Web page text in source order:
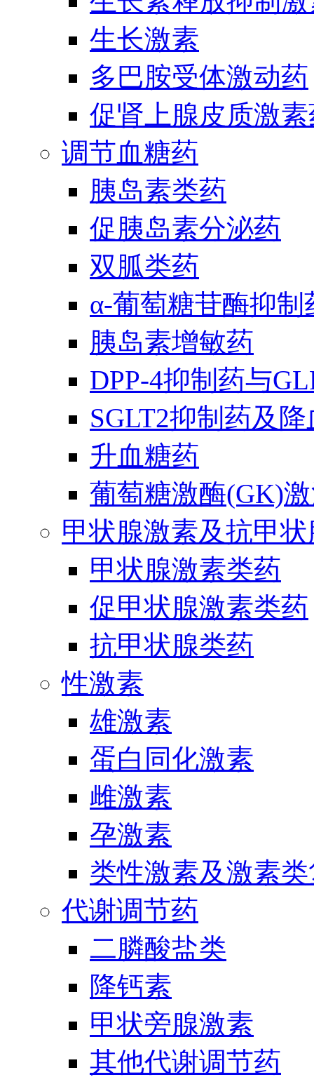
生长激素
多巴胺受体激动药
促肾上腺皮质激
调节血糖药
胰岛素类药
促胰岛素分泌药
双胍类药
α-葡萄糖苷酶抑制
胰岛素增敏药
DPP-4抑制药与
SGLT2抑制药及
升血糖药
葡萄糖激酶(GK)
甲状腺激素及抗甲
甲状腺激素类药
促甲状腺激素类药
抗甲状腺类药
性激素
雄激素
蛋白同化激素
雌激素
孕激素
类性激素及激素
代谢调节药
二膦酸盐类
降钙素
甲状旁腺激素
其他代谢调节药